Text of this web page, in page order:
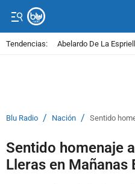
Tendencias: Abelardo De La
Blu Radio / Nación / Sentido
Sentido homenaje
Lleras en Mañanas